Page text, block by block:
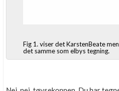
Fig 1. viser det KarstenBeate
det samme som elbys tegning.